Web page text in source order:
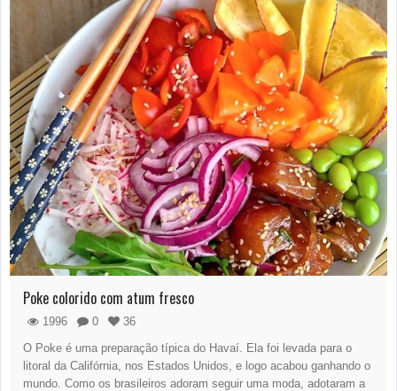
Poke colorido com atum fresco
1996 0
36
O Poke é uma preparação típica do Havaí. Ela foi levada para o
litoral da Califórnia, nos Estados Unidos, e logo acabou ganhando o
mundo. Como os brasileiros adoram seguir uma moda, adotaram a